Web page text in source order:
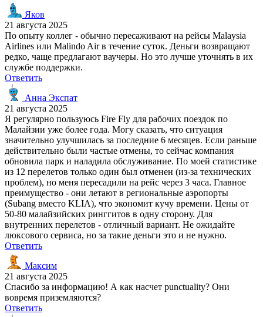
Яков
21 августа 2025
По опыту коллег - обычно пересаживают на рейсы Malaysia
Airlines или Malindo Air в течение суток. Деньги возвращают
редко, чаще предлагают ваучеры. Но это лучше уточнять в их
службе поддержки.
Ответить
Анна Экспат
21 августа 2025
Я регулярно пользуюсь Fire Fly для рабочих поездок по
Малайзии уже более года. Могу сказать, что ситуация
значительно улучшилась за последние 6 месяцев. Если раньше
действительно были частые отмены, то сейчас компания
обновила парк и наладила обслуживание. По моей статистике
из 12 перелетов только один был отменен (из-за технических
проблем), но меня пересадили на рейс через 3 часа. Главное
преимущество - они летают в региональные аэропорты
(Subang вместо KLIA), что экономит кучу времени. Цены от
50-80 малайзийских ринггитов в одну сторону. Для
внутренних перелетов - отличный вариант. Не ожидайте
люксового сервиса, но за такие деньги это и не нужно.
Ответить
Максим
21 августа 2025
Спасибо за информацию! А как насчет punctuality? Они
вовремя приземляются?
Ответить